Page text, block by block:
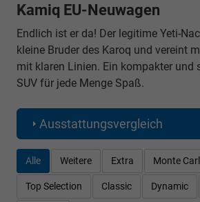
Kamiq EU-Neuwagen
Endlich ist er da! Der legitime Yeti-
kleine Bruder des Karoq und vereint
mit klaren Linien. Ein kompakter und
SUV für jede Menge Spaß.
Ausstattungsvergleich
Alle Weitere Extra Monte
Top Selection Classic Dynamic